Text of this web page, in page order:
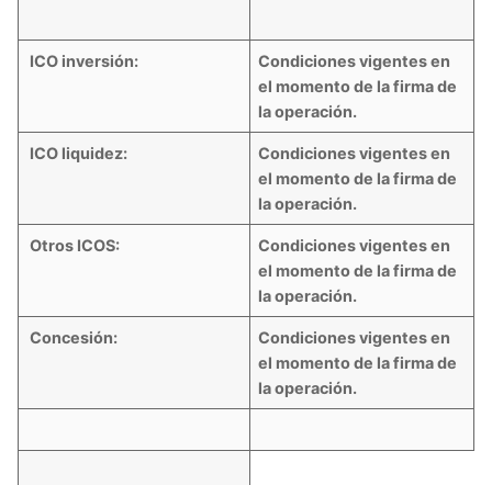
ICO inversión:
Condiciones vigentes en
el momento de la firma de
la operación.
ICO liquidez:
Condiciones vigentes en
el momento de la firma de
la operación.
Otros ICOS:
Condiciones vigentes en
el momento de la firma de
la operación.
Concesión:
Condiciones vigentes en
el momento de la firma de
la operación.